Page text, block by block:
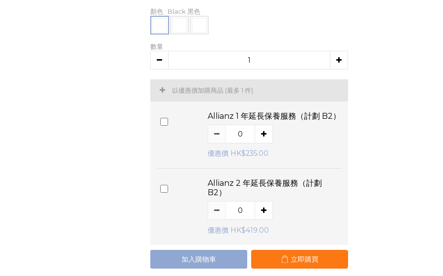
顏色 : Black 黑色
數量
以優惠價加購商品 (最多 1 件)
Allianz 1 年延長保養服務（計劃 B2）
優惠價 HK$235.00
Allianz 2 年延長保養服務（計劃
B2）
優惠價 HK$419.00
加入購物車 立即購買